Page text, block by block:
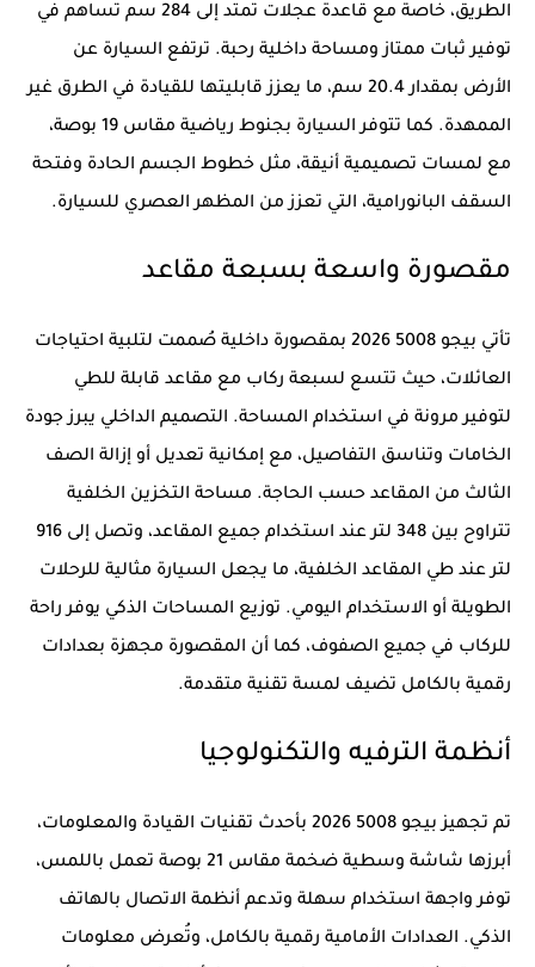
الطريق، خاصة مع قاعدة عجلات تمتد إلى 284 سم تساهم في
توفير ثبات ممتاز ومساحة داخلية رحبة. ترتفع السيارة عن
الأرض بمقدار 20.4 سم، ما يعزز قابليتها للقيادة في الطرق غير
الممهدة. كما تتوفر السيارة بجنوط رياضية مقاس 19 بوصة،
مع لمسات تصميمية أنيقة، مثل خطوط الجسم الحادة وفتحة
السقف البانورامية، التي تعزز من المظهر العصري للسيارة.
مقصورة واسعة بسبعة مقاعد
تأتي بيجو 5008 2026 بمقصورة داخلية صُممت لتلبية احتياجات
العائلات، حيث تتسع لسبعة ركاب مع مقاعد قابلة للطي
لتوفير مرونة في استخدام المساحة. التصميم الداخلي يبرز جودة
الخامات وتناسق التفاصيل، مع إمكانية تعديل أو إزالة الصف
الثالث من المقاعد حسب الحاجة. مساحة التخزين الخلفية
تتراوح بين 348 لتر عند استخدام جميع المقاعد، وتصل إلى 916
لتر عند طي المقاعد الخلفية، ما يجعل السيارة مثالية للرحلات
الطويلة أو الاستخدام اليومي. توزيع المساحات الذكي يوفر راحة
للركاب في جميع الصفوف، كما أن المقصورة مجهزة بعدادات
رقمية بالكامل تضيف لمسة تقنية متقدمة.
أنظمة الترفيه والتكنولوجيا
تم تجهيز بيجو 5008 2026 بأحدث تقنيات القيادة والمعلومات،
أبرزها شاشة وسطية ضخمة مقاس 21 بوصة تعمل باللمس،
توفر واجهة استخدام سهلة وتدعم أنظمة الاتصال بالهاتف
الذكي. العدادات الأمامية رقمية بالكامل، وتُعرض معلومات